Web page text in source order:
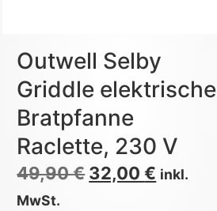
Outwell Selby
Griddle elektrische
Bratpfanne
Raclette, 230 V
49,90€ 32,00€ inkl.
MwSt.